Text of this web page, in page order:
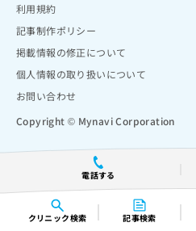
クリニック検索 記事検索
電話する
利用規約
記事制作ポリシー
掲載情報の修正について
個人情報の取り扱いについて
お問い合わせ
Copyright © Mynavi Corporation